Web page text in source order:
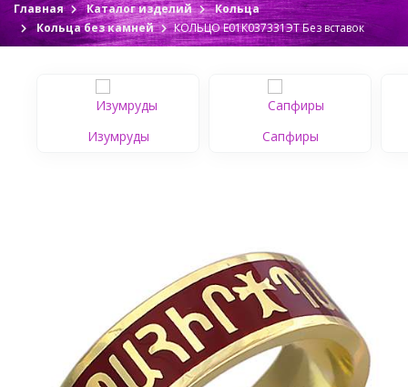
Главная Каталог изделий
Кольца
Кольца без камней
КОЛЬЦО Е01К037331ЭТ Без вставок
Изумруды Сапфиры